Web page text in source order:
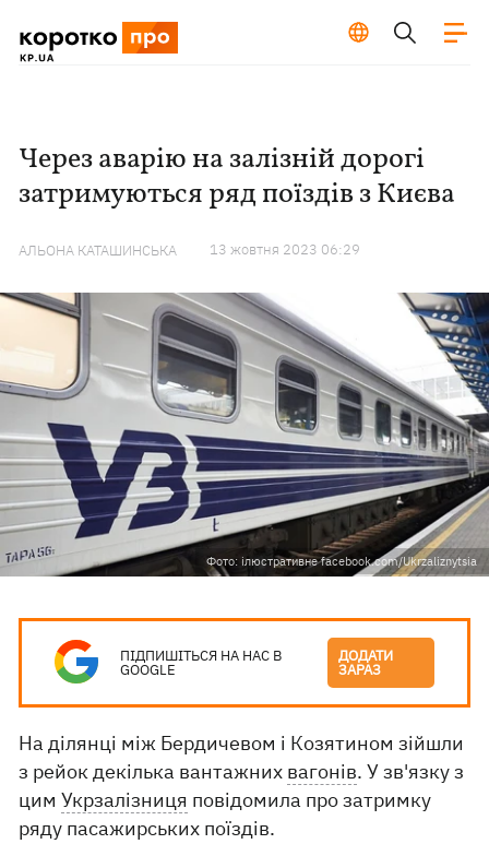
Через аварію на залізній дорогі
затримуються ряд поїздів з Києва
АЛЬОНА КАТАШИНСЬКА 13 жовтня 2023 06:29
Фото: ілюстративне facebook.com/Ukrzaliznytsia
ПІДПИШІТЬСЯ НА НАС В
GOOGLE
ДОДАТИ
ЗАРАЗ
На ділянці між Бердичевом і Козятином зійшли
з рейок декілька вантажних вагонів. У зв'язку з
цимУкрзалізниця повідомила про затримку
ряду пасажирських поїздів.